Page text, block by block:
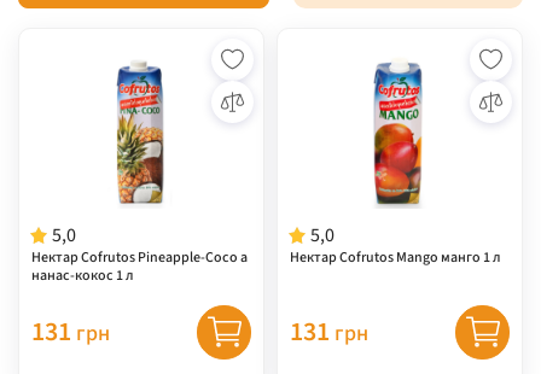
5,0
Нектар Cofrutos Pineapple-Coco а
нанас-кокос 1 л
131 грн
5,0
Нектар Cofrutos Mango манго 1 л
131 грн